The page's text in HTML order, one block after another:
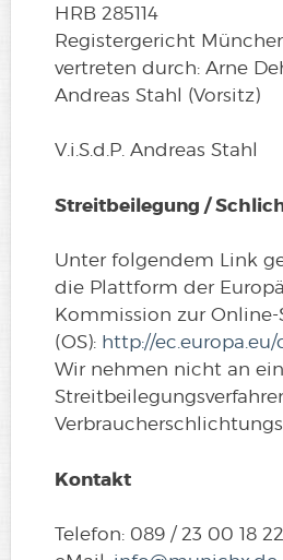
HRB 285114
Registergericht
vertreten durch: Arne
Andreas Stahl (Vorsitz)
V.i.S.d.P. Andreas Stahl
Streitbeilegung /
Unter folgendem Link
die Plattform der
Kommission zur
(OS): http://
Wir nehmen nicht an
Kontakt
Telefon: 089 / 23 00 18